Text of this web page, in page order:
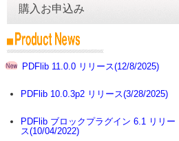
購入お申込み
PDFlib 11.0.0 リリース(12/8/2025)
PDFlib 10.0.3p2 リリース(3/28/2025)
PDFlib ブロックプラグイン 6.1 リリー
ス(10/04/2022)